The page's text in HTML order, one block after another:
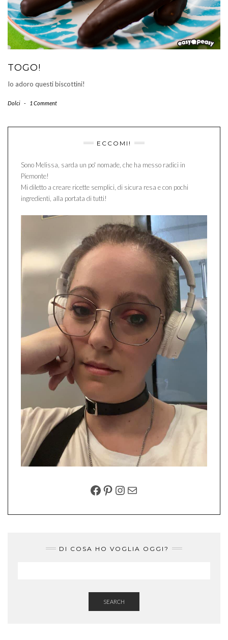
TOGO!
Io adoro questi biscottini!
Dolci - 1 Comment
ECCOMI!
Sono Melissa, sarda un po' nomade, che ha messo radici in
Piemonte!
Mi diletto a creare ricette semplici, di sicura resa e con pochi
ingredienti, alla portata di tutti!
FACEBOOK
PINTEREST
INSTAGRAM
EMAIL
DI COSA HO VOGLIA OGGI?
SEARCH